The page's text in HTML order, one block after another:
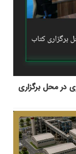
در محل برگزاری